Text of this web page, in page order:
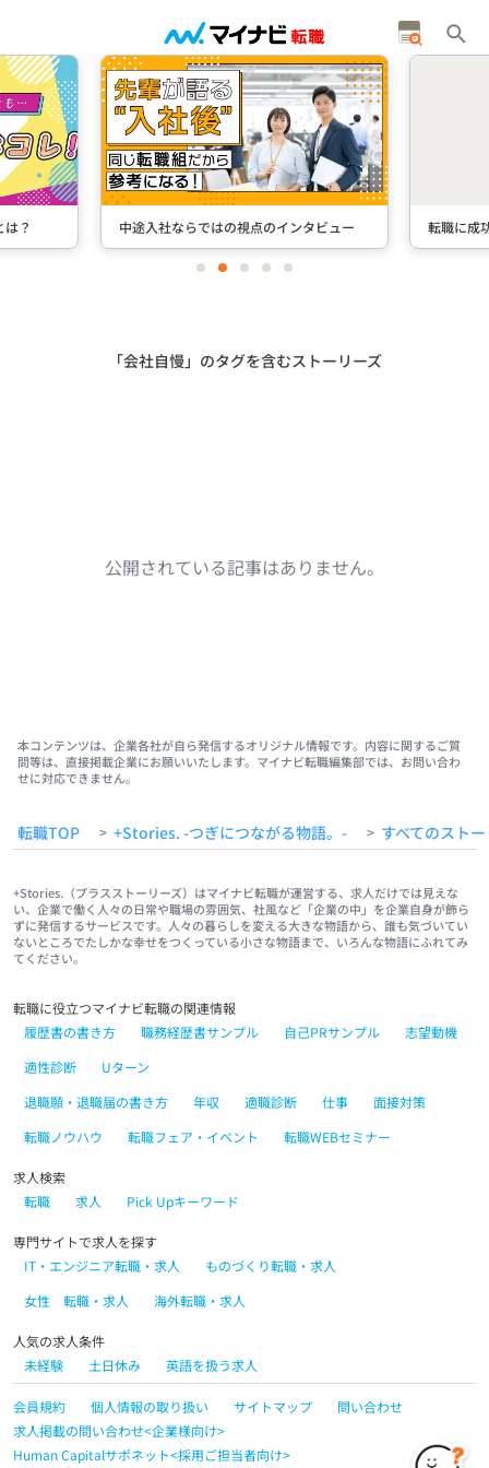
？ 中途入社ならではの視点のインタビュー 転職に成
itemitemitemitemitem
「会社自慢」のタグを含むストーリーズ
公開されている記事はありません。
本コンテンツは、企業各社が自ら発信するオリジナル情報です。内容に関するご質
問等は、直接掲載企業にお願いいたします。マイナビ転職編集部では、お問い合わ
せに対応できません。
転職TOP > +Stories. -つぎにつながる物語。- > すべてのスト
+Stories.（プラスストーリーズ）はマイナビ転職が運営する、求人だけでは見えな
い、企業で働く人々の日常や職場の雰囲気、社風など「企業の中」を企業自身が飾ら
ずに発信するサービスです。人々の暮らしを変える大きな物語から、誰も気づいてい
ないところでたしかな幸せをつくっている小さな物語まで、いろんな物語にふれてみ
てください。
転職に役立つマイナビ転職の関連情報
履歴書の書き方
職務経歴書サンプル 自己PRサンプル
志望動機
適性診断
Uターン
退職願・退職届の書き方
年収 適職診断 仕事
面接対策
転職ノウハウ
転職フェア・イベント 転職WEBセミナー
求人検索
転職
求人 Pick Upキーワード
専門サイトで求人を探す
IT・エンジニア転職・求人
ものづくり転職・求人
女性 転職・求人
海外転職・求人
人気の求人条件
未経験
土日休み 英語を扱う求人
会員規約 個人情報の取り扱い サイトマップ
問い合わせ
求人掲載の問い合わせ<企業様向け>
Human Capitalサポネット<採用ご担当者向け>